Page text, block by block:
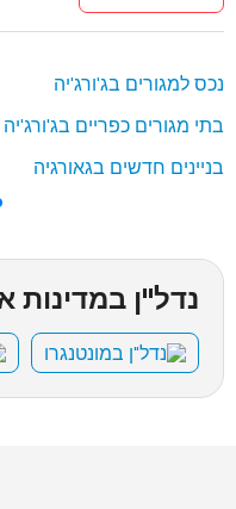
נכס למגורים בג'ורג'יה
בתי מגורים כפריים בג'ורג'יה
בניינים חדשים בגאורגיה
נדל"ן במדינות
נדל"ן במונטנגרו